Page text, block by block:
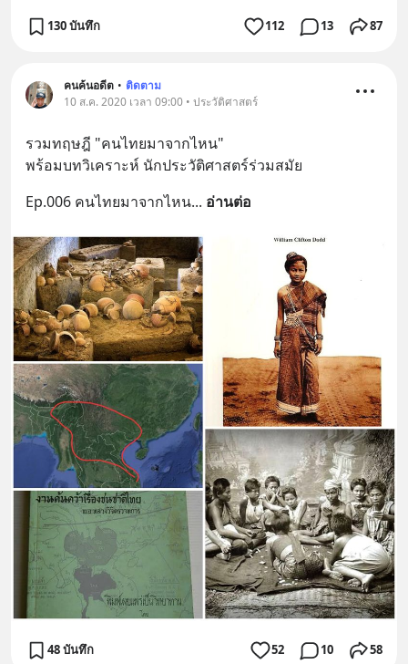
130 บันทึก 112 13 87
คนค้นอดีต • ติดตาม
10 ส.ค. 2020 เวลา 09:00 • ประวัติศาสตร์
รวมทฤษฎี "คนไทยมาจากไหน"
พร้อมบทวิเคราะห์ นักประวัติศาสตร์ร่วมสมัย
Ep.006 คนไทยมาจากไหน... อ่านต่อ
48 บันทึก 52 10 58